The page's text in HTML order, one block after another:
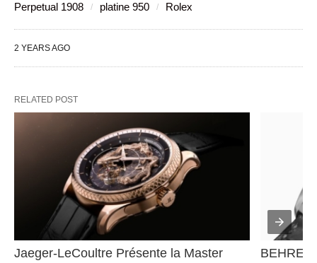
Perpetual 1908
platine 950 Rolex
2 YEARS AGO
RELATED POST
Jaeger-LeCoultre Présente la Master